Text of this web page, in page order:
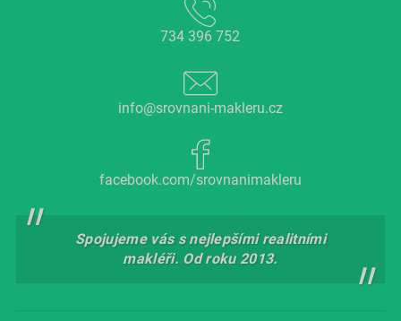
734 396 752
info@srovnani-makleru.cz
facebook.com/srovnanimakleru
Spojujeme vás s nejlepšími realitními
makléři. Od roku 2013.